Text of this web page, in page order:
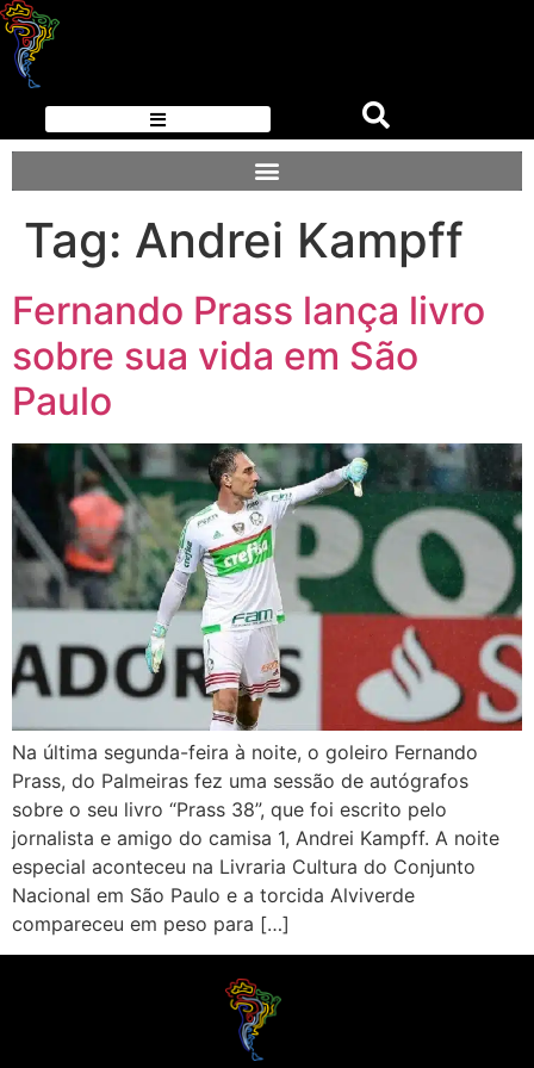
Tag: Andrei Kampff
Fernando Prass lança livro
sobre sua vida em São
Paulo
Na última segunda-feira à noite, o goleiro Fernando
Prass, do Palmeiras fez uma sessão de autógrafos
sobre o seu livro “Prass 38”, que foi escrito pelo
jornalista e amigo do camisa 1, Andrei Kampff. A noite
especial aconteceu na Livraria Cultura do Conjunto
Nacional em São Paulo e a torcida Alviverde
compareceu em peso para […]